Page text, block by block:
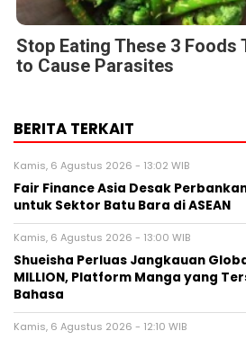
Stop Eating These 3 Foods
to Cause Parasites
BERITA TERKAIT
Kamis, 6 Agustus 2026 - 13:02 WIB
Fair Finance Asia Desak
untuk Sektor Batu Bara di ASEAN
Kamis, 6 Agustus 2026 - 13:00 WIB
Shueisha Perluas Jangkauan
MILLION, Platform Manga yang
Bahasa
Kamis, 6 Agustus 2026 - 12:10 WIB